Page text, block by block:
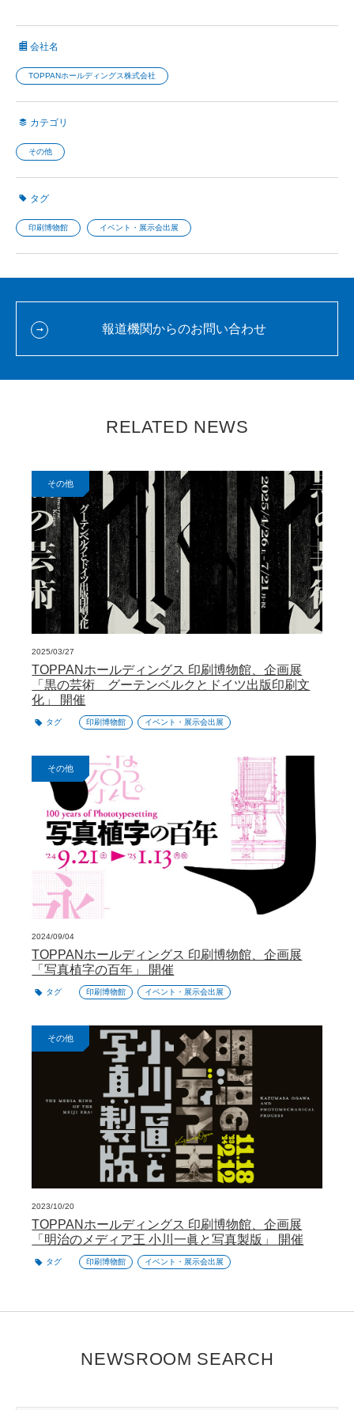
会社名
TOPPANホールディングス株式会社
カテゴリ
その他
タグ
印刷博物館 イベント・展示会出展
報道機関からのお問い合わせ
RELATED NEWS
その他
2025/03/27
TOPPANホールディングス 印刷博物館、企画展
「黒の芸術 グーテンベルクとドイツ出版印刷文
化」 開催
タグ 印刷博物館 イベント・展示会出展
その他
2024/09/04
TOPPANホールディングス 印刷博物館、企画展
「写真植字の百年」 開催
タグ 印刷博物館 イベント・展示会出展
その他
2023/10/20
TOPPANホールディングス 印刷博物館、企画展
「明治のメディア王 小川一眞と写真製版」 開催
タグ 印刷博物館 イベント・展示会出展
NEWSROOM SEARCH